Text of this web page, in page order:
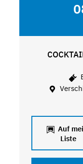
Auf
Liste